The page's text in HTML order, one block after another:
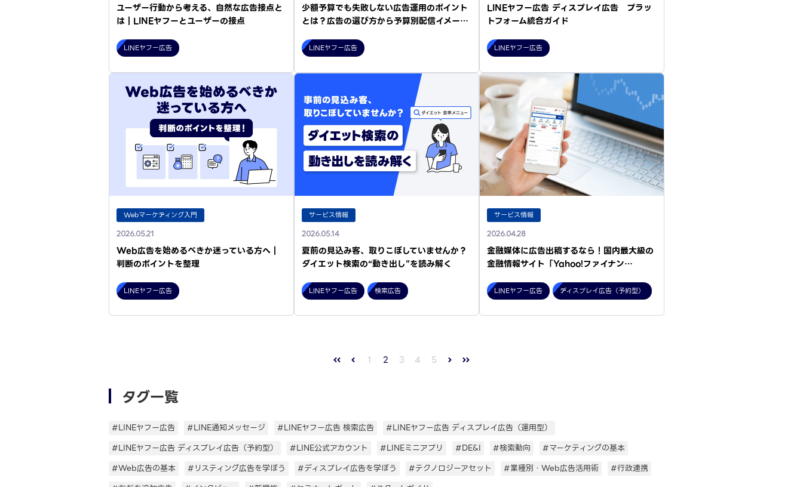
ユーザー行動から考える、自然な広告接点と
は｜LINEヤフーとユーザーの接点
LINEヤフー広告
少額予算でも失敗しない広告運用のポイント
とは？広告の選び方から予算別配信イメー…
LINEヤフー広告
LINEヤフー広告 ディスプレイ広告 プラッ
トフォーム統合ガイド
LINEヤフー広告
Webマーケティング入門
2026.05.21
Web広告を始めるべきか迷っている方へ｜
判断のポイントを整理
LINEヤフー広告
サービス情報
2026.05.14
夏前の見込み客、取りこぼしていませんか？
ダイエット検索の“動き出し”を読み解く
LINEヤフー広告 検索広告
サービス情報
2026.04.28
金融媒体に広告出稿するなら！国内最大級の
金融情報サイト「Yahoo!ファイナン…
LINEヤフー広告 ディスプレイ広告（予約型）
1 2 3 4 5
タグ一覧
#LINEヤフー広告 #LINE通知メッセージ #LINEヤフー広告 検索広告
#LINEヤフー広告 ディスプレイ広告（運用型）
#LINEヤフー広告 ディスプレイ広告（予約型）
#LINE公式アカウント #LINEミニアプリ #DE&I #検索動向
#マーケティングの基本
#Web広告の基本
#リスティング広告を学ぼう #ディスプレイ広告を学ぼう #テクノロジーアセット #業種別・Web広告活用術
#行政連携